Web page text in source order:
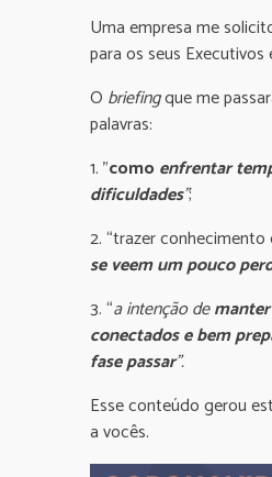
Uma empresa me
para os seus
O briefingque me
palavras:
1. ”como enfrentar
dificuldades”;
2. “trazer conhecimento
se veem um pouco
3. “a intenção demanter
conectados e bem
fase passar”.
Esse conteúdo gerou
a vocês.